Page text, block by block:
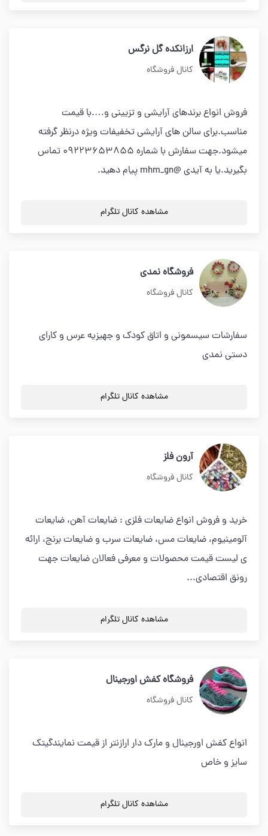
ارزانکده گل نرگس
کانال فروشگاه
فروش انواع برندهای آرایشی و تزیینی و….با قیمت
مناسب.برای سالن های آرایشی تخفیفات ویژه درنظر گرفته
میشود.جهت سفارش با شماره 09223653855 تماس
بگیرید.یا به آیدی @mhm_gn پیام دهید.
مشاهده کانال تلگرام
فروشگاه نمدی
کانال فروشگاه
سفارشات سیسمونی و اتاق کودک و جهیزیه عرس و کارای
دستی نمدی
مشاهده کانال تلگرام
آرون فلز
کانال فروشگاه
خرید و فروش انواع ضایعات فلزی : ضایعات آهن، ضایعات
آلومینیوم، ضایعات مس، ضایعات سرب و ضایعات برنج، ارائه
ی لیست قیمت محصولات و معرفی فعالان ضایعات جهت
رونق اقتصادی...
مشاهده کانال تلگرام
فروشگاه کفش اورجینال
کانال فروشگاه
انواع کفش اورجینال و مارک دار ارازنتر از قیمت نمایندگیتک
سایز و خاص
مشاهده کانال تلگرام